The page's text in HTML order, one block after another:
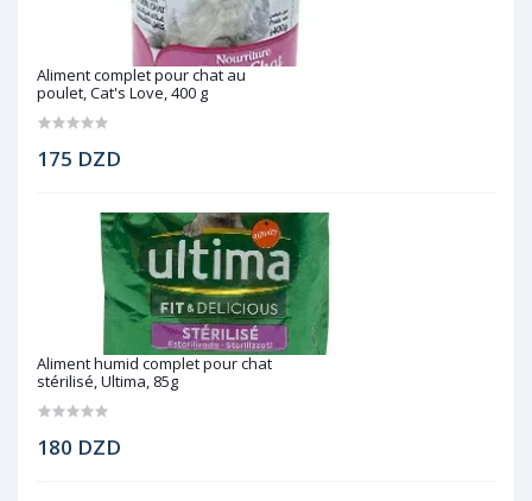
Aliment complet pour chat au
poulet, Cat's Love, 400 g
175 DZD
Aliment humid complet pour chat
stérilisé, Ultima, 85g
180 DZD